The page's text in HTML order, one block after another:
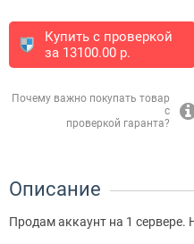
Купить с проверкой
за 13100.00 p.
Почему важно покупать товар
с
проверкой гаранта?
Описание
Продам аккаунт на 1 сервере.